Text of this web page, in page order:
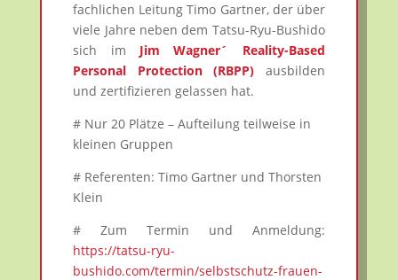
fachlichen Leitung Timo Gartner, der über
viele Jahre neben dem Tatsu-Ryu-Bushido
sich im Jim Wagner´ Reality-Based
Personal Protection (RBPP) ausbilden
und zertifizieren gelassen hat.
# Nur 20 Plätze – Aufteilung teilweise in
kleinen Gruppen
# Referenten: Timo Gartner und Thorsten
Klein
# Zum Termin und Anmeldung:
https://tatsu-ryu-
bushido.com/termin/selbstschutz-frauen-